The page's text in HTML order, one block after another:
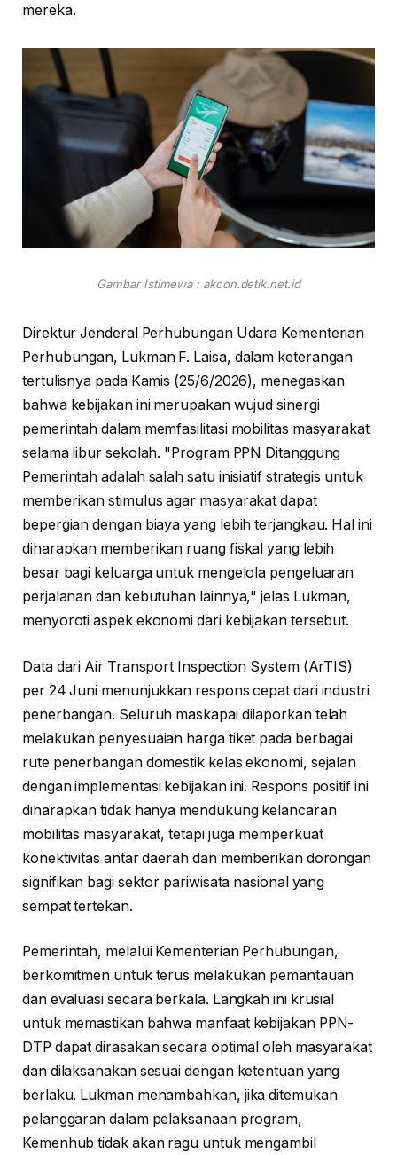
mereka.
Gambar Istimewa : akcdn.detik.net.id
Direktur Jenderal Perhubungan Udara Kementerian
Perhubungan, Lukman F. Laisa, dalam keterangan
tertulisnya pada Kamis (25/6/2026), menegaskan
bahwa kebijakan ini merupakan wujud sinergi
pemerintah dalam memfasilitasi mobilitas masyarakat
selama libur sekolah. "Program PPN Ditanggung
Pemerintah adalah salah satu inisiatif strategis untuk
memberikan stimulus agar masyarakat dapat
bepergian dengan biaya yang lebih terjangkau. Hal ini
diharapkan memberikan ruang fiskal yang lebih
besar bagi keluarga untuk mengelola pengeluaran
perjalanan dan kebutuhan lainnya," jelas Lukman,
menyoroti aspek ekonomi dari kebijakan tersebut.
Data dari Air Transport Inspection System (ArTIS)
per 24 Juni menunjukkan respons cepat dari industri
penerbangan. Seluruh maskapai dilaporkan telah
melakukan penyesuaian harga tiket pada berbagai
rute penerbangan domestik kelas ekonomi, sejalan
dengan implementasi kebijakan ini. Respons positif ini
diharapkan tidak hanya mendukung kelancaran
mobilitas masyarakat, tetapi juga memperkuat
konektivitas antar daerah dan memberikan dorongan
signifikan bagi sektor pariwisata nasional yang
sempat tertekan.
Pemerintah, melalui Kementerian Perhubungan,
berkomitmen untuk terus melakukan pemantauan
dan evaluasi secara berkala. Langkah ini krusial
untuk memastikan bahwa manfaat kebijakan PPN-
DTP dapat dirasakan secara optimal oleh masyarakat
dan dilaksanakan sesuai dengan ketentuan yang
berlaku. Lukman menambahkan, jika ditemukan
pelanggaran dalam pelaksanaan program,
Kemenhub tidak akan ragu untuk mengambil